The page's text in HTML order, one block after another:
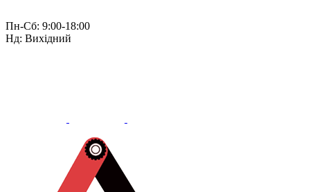
Пн-Сб: 9:00-18:00
Нд: Вихідний